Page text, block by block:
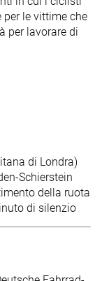
per le vittime che
per lavorare di
di Londra)
Schierstein
della ruota
di silenzio